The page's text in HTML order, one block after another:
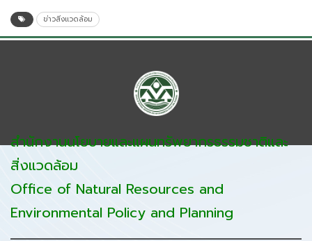
ข่าวสิ่งแวดล้อม
สำนักงานนโยบายและแผนทรัพยากรธรรมชาติและ
สิ่งแวดล้อม
Office of Natural Resources and
Environmental Policy and Planning